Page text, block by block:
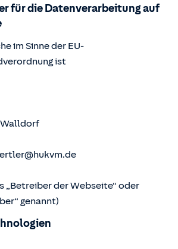
für die Datenverarbeitung auf
im Sinne der EU-
ist
Walldorf
„Betreiber der Webseite“ oder
genannt)